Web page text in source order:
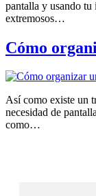
pantalla y usando
extremosos…
Cómo
Así como existe un
necesidad de
como…